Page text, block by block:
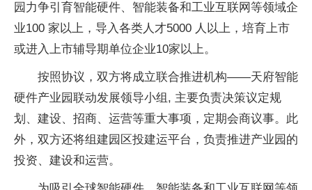
园力争引育智能硬件、智能装备和工业互联网等领域企
业100 家以上，导入各类人才5000 人以上，培育上市
或进入上市辅导期单位企业10家以上。
按照协议，双方将成立联合推进机构——天府智能
硬件产业园联动发展领导小组, 主要负责决策议定规
划、建设、招商、运营等重大事项，定期会商议事。此
外，双方还将组建园区投建运平台，负责推进产业园的
投资、建设和运营。